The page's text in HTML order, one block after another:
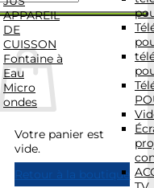
Votre panier est
vide.
Retour à la boutique
APPAREIL
DE
CUISSON
Fontaine à
Eau
Micro
ondes